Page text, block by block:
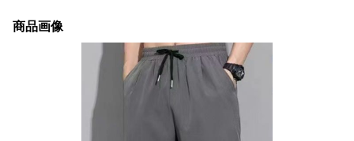
商品画像